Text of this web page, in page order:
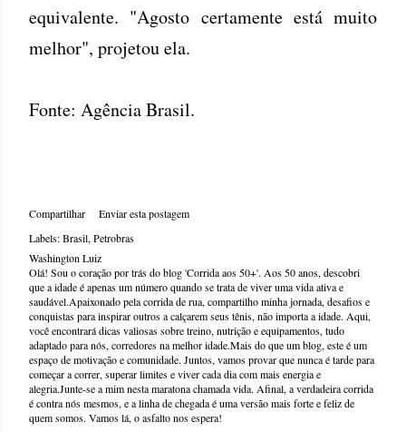
equivalente. "Agosto certamente está muito
melhor", projetou ela.
Fonte: Agência Brasil.
Compartilhar
Enviar esta postagem
Labels:Brasil Petrobras
Washington Luiz
Olá! Sou o coração por trás do blog 'Corrida aos 50+'. Aos 50 anos, descobri
que a idade é apenas um número quando se trata de viver uma vida ativa e
saudável.Apaixonado pela corrida de rua, compartilho minha jornada, desafios e
conquistas para inspirar outros a calçarem seus tênis, não importa a idade. Aqui,
você encontrará dicas valiosas sobre treino, nutrição e equipamentos, tudo
adaptado para nós, corredores na melhor idade.Mais do que um blog, este é um
espaço de motivação e comunidade. Juntos, vamos provar que nunca é tarde para
começar a correr, superar limites e viver cada dia com mais energia e
alegria.Junte-se a mim nesta maratona chamada vida. Afinal, a verdadeira corrida
é contra nós mesmos, e a linha de chegada é uma versão mais forte e feliz de
quem somos. Vamos lá, o asfalto nos espera!